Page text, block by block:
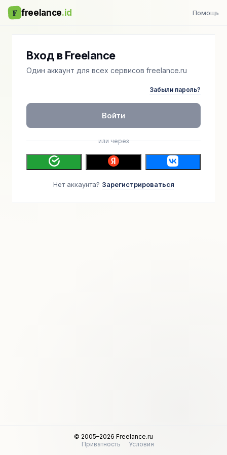
F freelance.id Помощь
Вход в Freelance
Один аккаунт для всех сервисов freelance.ru
Забыли пароль?
Войти
или через
Нет аккаунта? Зарегистрироваться
© 2005–2026 Freelance.ru
Приватность
Условия